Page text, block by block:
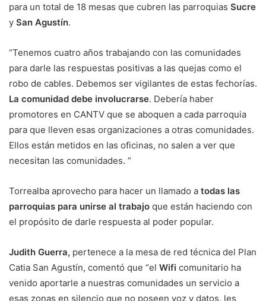
para un total de 18 mesas que cubren las parroquias Sucre
y San Agustín.
“Tenemos cuatro años trabajando con las comunidades
para darle las respuestas positivas a las quejas como el
robo de cables. Debemos ser vigilantes de estas fechorías.
La comunidad debe involucrarse. Debería haber
promotores en CANTV que se aboquen a cada parroquia
para que lleven esas organizaciones a otras comunidades.
Ellos están metidos en las oficinas, no salen a ver que
necesitan las comunidades. ”
Torrealba aprovecho para hacer un llamado a todas las
parroquias para unirse al trabajo que están haciendo con
el propósito de darle respuesta al poder popular.
Judith Guerra, pertenece a la mesa de red técnica del Plan
Catia San Agustín, comentó que “el Wifi comunitario ha
venido aportarle a nuestras comunidades un servicio a
esas zonas en silencio que no poseen voz y datos, les